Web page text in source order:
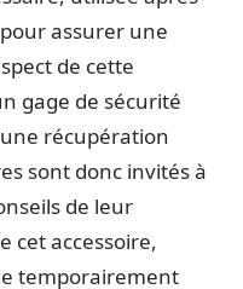
assurer une
de cette
gage de sécurité
récupération
sont donc invités à
de leur
cet accessoire,
temporairement